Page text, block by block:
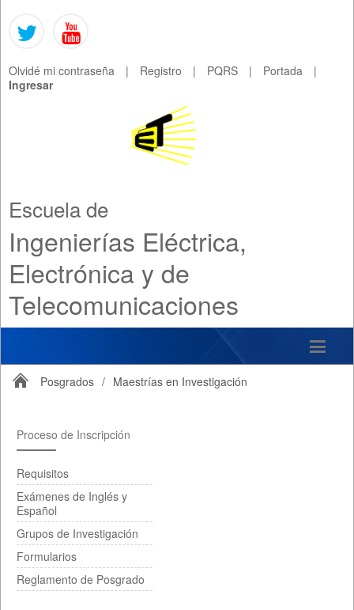
Olvidé mi contraseña | Registro | PQRS | Portada
|
Ingresar
Escuela de
Ingenierías Eléctrica,
Electrónica y de
Telecomunicaciones
Posgrados / Maestrías en Investigación
Proceso de Inscripción
Requisitos
Exámenes de Inglés y
Español
Grupos de Investigación
Formularios
Reglamento de Posgrado